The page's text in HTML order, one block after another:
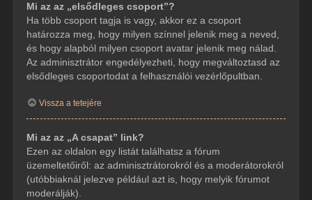
Mi az az „elsődleges csoport”?
Ha több csoport tagja is vagy, akkor ez a csoport
határozza meg, hogy milyen színnel jelenik meg a neved,
és hogy alapból milyen csoport avatar jelenik meg nálad.
Az adminisztrátor engedélyezheti, hogy megváltoztasd az
elsődleges csoportodat a felhasználói vezérlőpultban.
Vissza a tetejére
Mi az az „A csapat” link?
Ezen az oldalon egy listát találhatsz a fórum
üzemeltetőiről: az adminisztrátorokról és a moderátorokról
(utóbbiaknál jelezve például azt is, hogy melyik fórumot
moderálják).